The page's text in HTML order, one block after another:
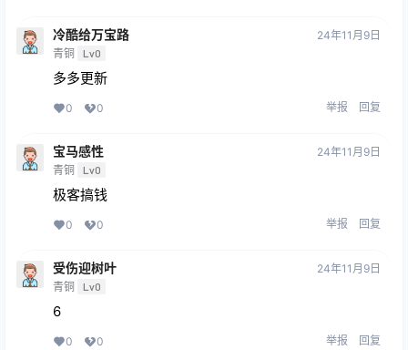
冷酷给万宝路
青铜 Lv0
24年11月9日
多多更新
0 0 举报 回复
宝马感性
青铜 Lv0
24年11月9日
极客搞钱
0 0 举报 回复
受伤迎树叶
青铜 Lv0
24年11月9日
6
0 0 举报 回复